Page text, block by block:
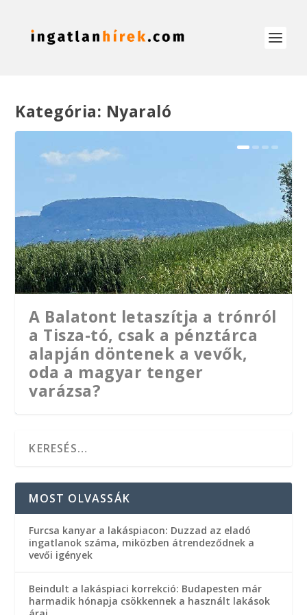
Kategória: Nyaraló
A Balatont letaszítja a trónról
a Tisza-tó, csak a pénztárca
alapján döntenek a vevők,
oda a magyar tenger
varázsa?
Nyaralók Magyarországon:
A konyhai pára alattomos
Légkondi a nyaralóban – Így
MOST OLVASSÁK
Furcsa kanyar a lakáspiacon: Duzzad az eladó
ingatlanok száma, miközben átrendeződnek a
vevői igények
Beindult a lakáspiaci korrekció: Budapesten már
harmadik hónapja csökkennek a használt lakások